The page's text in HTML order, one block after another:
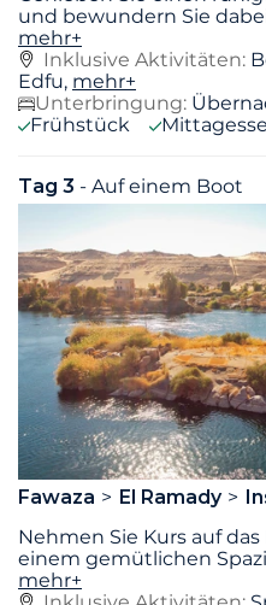
und bewundern Sie
mehr+
Inklusive Aktivitäten:
Edfu, mehr+
Unterbringung:
Frühstück
Tag 3 - Auf einem Boot
Fawaza El Ramady
Nehmen Sie Kurs auf
einem gemütlichen
mehr+